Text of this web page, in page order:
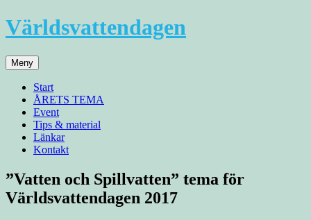
Hoppa
till
Världsvattendagen
Meny
Start
ÅRETS TEMA
Event
Tips & material
Länkar
Kontakt
”Vatten och Spillvatten” tema för
Världsvattendagen 2017